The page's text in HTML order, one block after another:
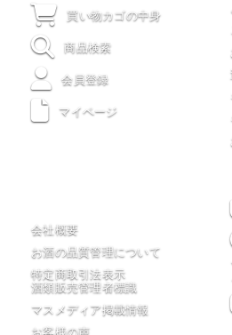
買い物カゴの中身
商品検索
会員登録
マイページ
会社概要
お酒の品質管理について
特定商取引法表示
酒類販売管理者標識
マスメディア掲載情報
お客様の声